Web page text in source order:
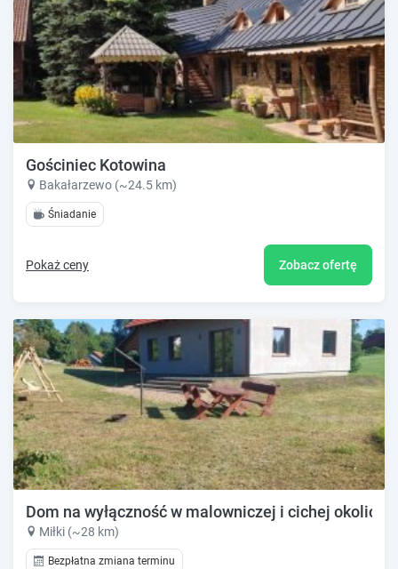
Gościniec Kotowina
Bakałarzewo (~24.5 km)
Śniadanie
Pokaż ceny Zobacz ofertę
Dom na wyłączność w malowniczej i cichej okolicy.
Miłki (~28 km)
Bezpłatna zmiana terminu